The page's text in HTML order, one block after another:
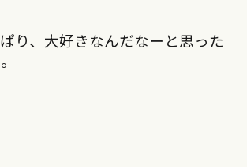
り、大好きなんだなーと思った